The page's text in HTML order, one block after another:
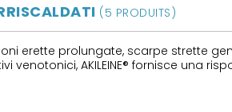
(5 PRODUITS)
erette prolungate, scarpe strette
venotonici, AKILEINE® fornisce una